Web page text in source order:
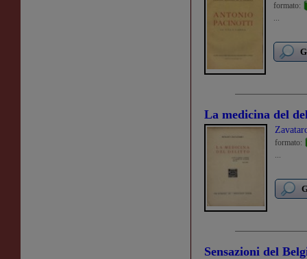
formato:
...
La medicina del
formato:
...
Sensazioni del